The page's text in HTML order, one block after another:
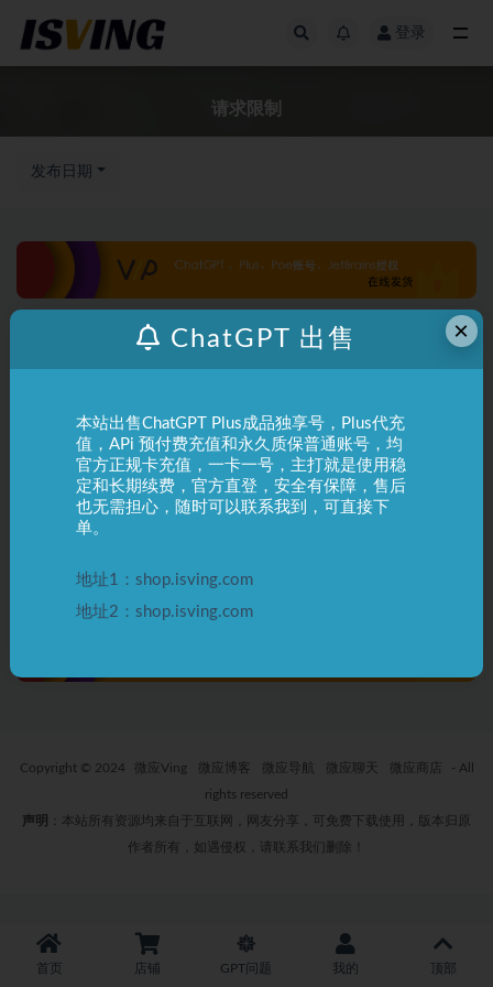
登录
请求限制
发布日期
ChatGPT 常见问题
ChatGPT Plus报错：“Too many
requests in 1 hour. Try again
Copyright © 2024 微应Ving 微应博客 微应导航 微应聊天 微应商店
- All
rights reserved
声明
：本站所有资源均来自于互联网，网友分享，可免费下载使用，版本归原
作者所有，如遇侵权，请联系我们删除！
首页 店铺 GPT问题 我的 顶部
×
ChatGPT 出售
本站出售ChatGPT Plus成品独享号，Plus代充
值，APi 预付费充值和永久质保普通账号，均
官方正规卡充值，一卡一号，主打就是使用稳
定和长期续费，官方直登，安全有保障，售后
也无需担心，随时可以联系我到，可直接下
单。
地址1：shop.isving.com
地址2：shop.isving.com